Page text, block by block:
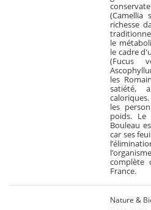
(Camellia
richesse
le
le cadre
(Fucus
les
satiété,
les
poids. Le
Bouleau
car ses
complète
France.
Nature &